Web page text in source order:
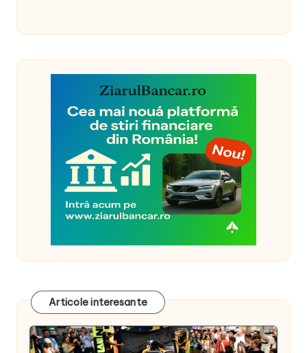
Articole interesante